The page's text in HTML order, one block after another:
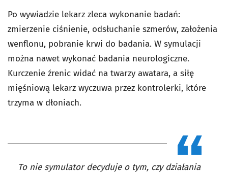
Po wywiadzie lekarz zleca wykonanie badań:
zmierzenie ciśnienie, odsłuchanie szmerów, założenia
wenflonu, pobranie krwi do badania. W symulacji
można nawet wykonać badania neurologiczne.
Kurczenie źrenic widać na twarzy awatara, a siłę
mięśniową lekarz wyczuwa przez kontrolerki, które
trzyma w dłoniach.
To nie symulator decyduje o tym, czy działania